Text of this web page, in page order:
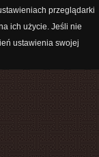
przeglądarki
ich użycie. Jeśli nie
ustawienia swojej